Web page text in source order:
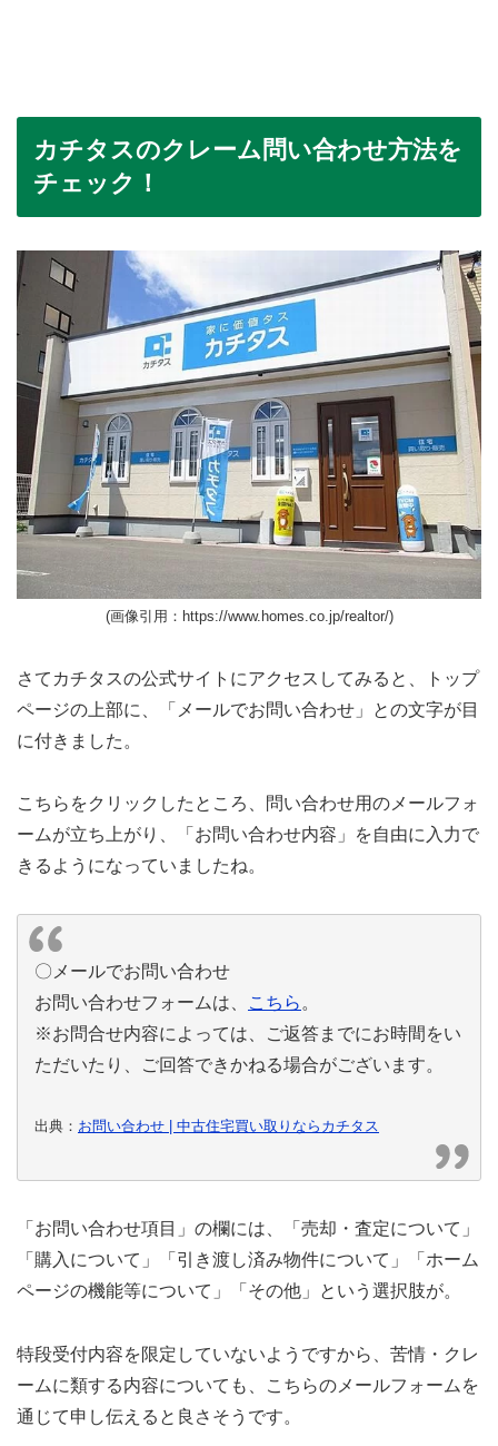
カチタスのクレーム問い合わせ方法を
チェック！
(画像引用：https://www.homes.co.jp/realtor/)
さてカチタスの公式サイトにアクセスしてみると、トップ
ページの上部に、「メールでお問い合わせ」との文字が目
に付きました。
こちらをクリックしたところ、問い合わせ用のメールフォ
ームが立ち上がり、「お問い合わせ内容」を自由に入力で
きるようになっていましたね。
〇メールでお問い合わせ
お問い合わせフォームは、
こちら 。
※お問合せ内容によっては、ご返答までにお時間をい
ただいたり、ご回答できかねる場合がございます。
出典： お問い合わせ | 中古住宅買い取りならカチタス
「お問い合わせ項目」の欄には、「売却・査定について」
「購入について」「引き渡し済み物件について」「ホーム
ページの機能等について」「その他」という選択肢が。
特段受付内容を限定していないようですから、苦情・クレ
ームに類する内容についても、こちらのメールフォームを
通じて申し伝えると良さそうです。